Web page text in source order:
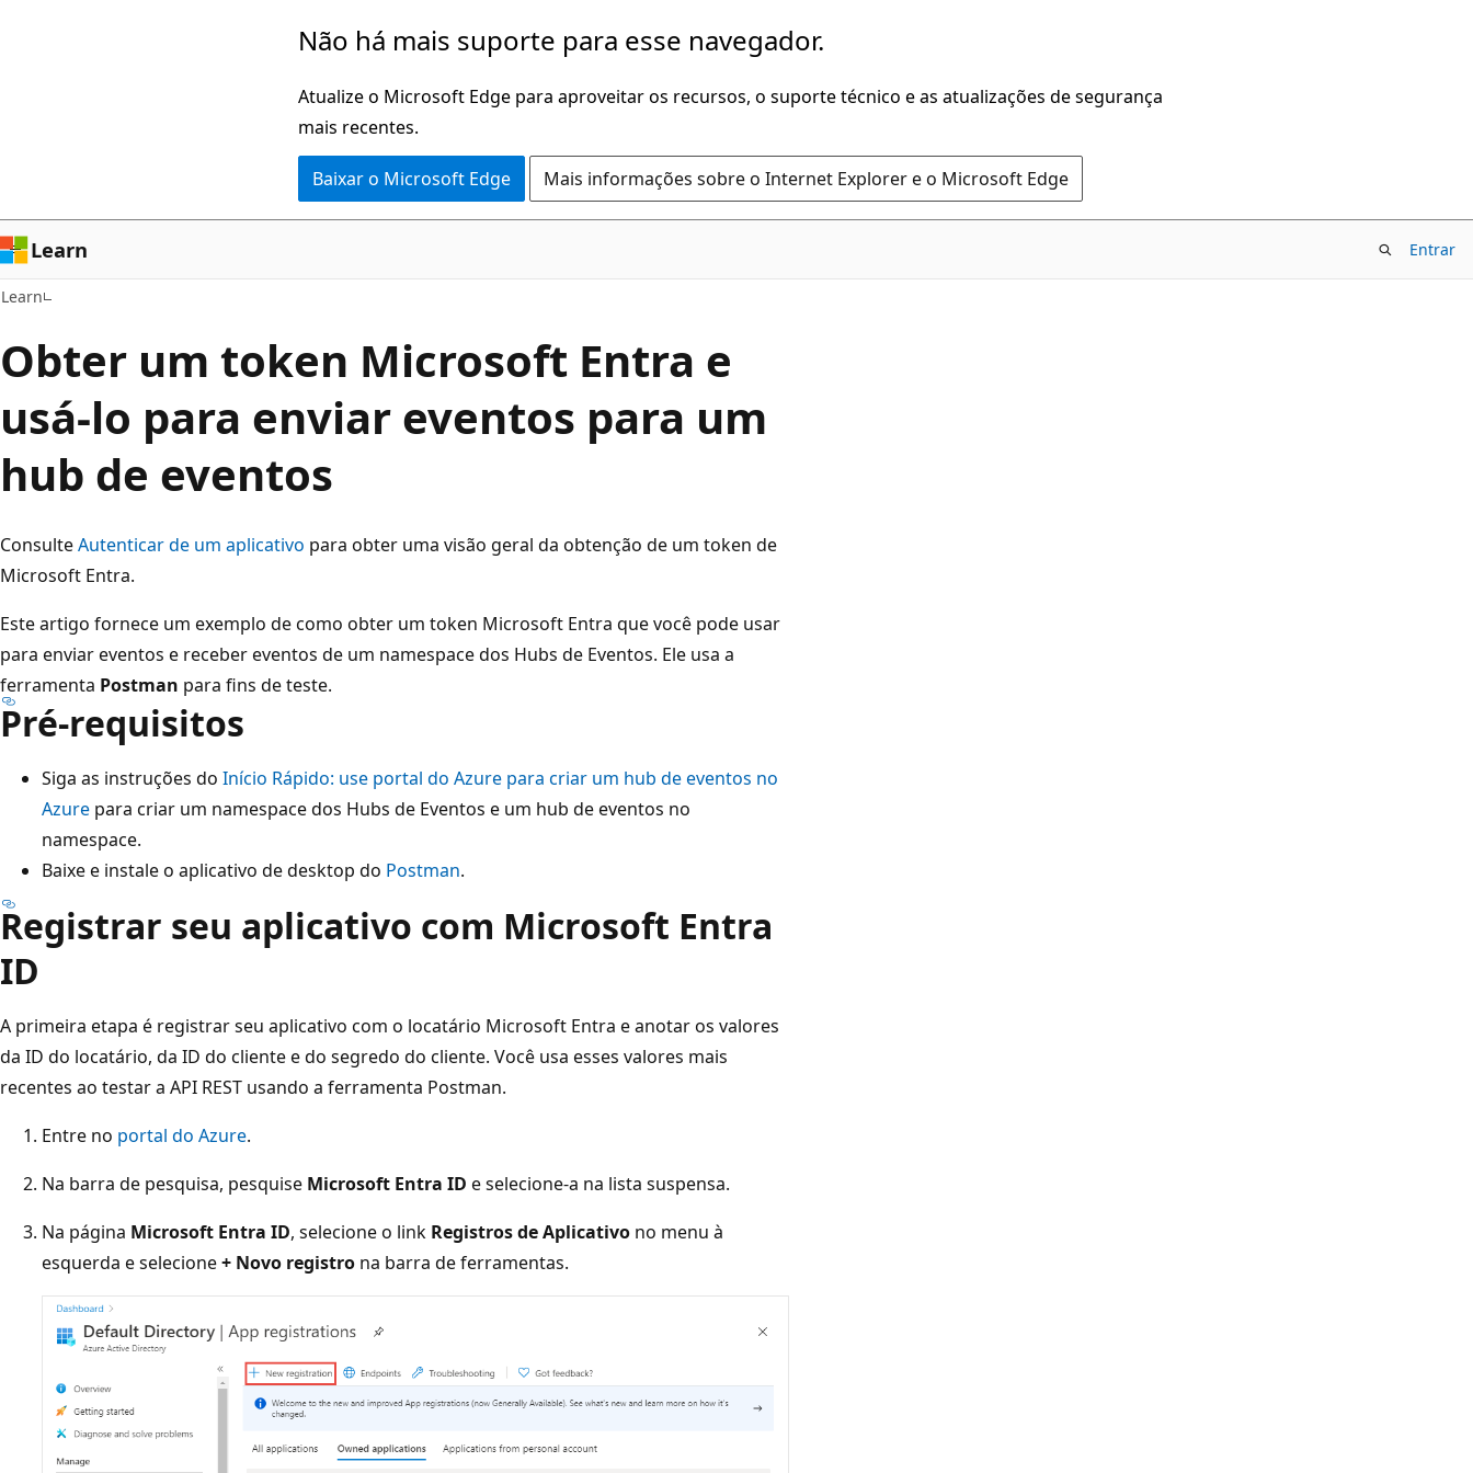
Não há mais suporte para esse navegador.
Atualize o Microsoft Edge para aproveitar os recursos, o suporte técnico e as atualizações de segurança
mais recentes.
Baixar o Microsoft Edge Mais informações sobre o Internet Explorer e o Microsoft Edge
Learn Entrar
Learn
Obter um token Microsoft Entra e
usá-lo para enviar eventos para um
hub de eventos
ConsulteAutenticar de um aplicativo para obter uma visão geral da obtenção de um token de
Microsoft Entra.
Este artigo fornece um exemplo de como obter um token Microsoft Entra que você pode usar
para enviar eventos e receber eventos de um namespace dos Hubs de Eventos. Ele usa a
ferramenta Postman para fins de teste.
Pré-requisitos
Siga as instruções do Início Rápido: use portal do Azure para criar um hub de eventos no
Azure para criar um namespace dos Hubs de Eventos e um hub de eventos no
namespace.
Baixe e instale o aplicativo de desktop do Postman.
Registrar seu aplicativo com Microsoft Entra
ID
A primeira etapa é registrar seu aplicativo com o locatário Microsoft Entra e anotar os valores
da ID do locatário, da ID do cliente e do segredo do cliente. Você usa esses valores mais
recentes ao testar a API REST usando a ferramenta Postman.
Entre no portal do Azure.
Na barra de pesquisa, pesquise Microsoft Entra ID e selecione-a na lista suspensa.
Na página Microsoft Entra ID, selecione o link Registros de Aplicativo no menu à
esquerda e selecione+ Novo registro na barra de ferramentas.